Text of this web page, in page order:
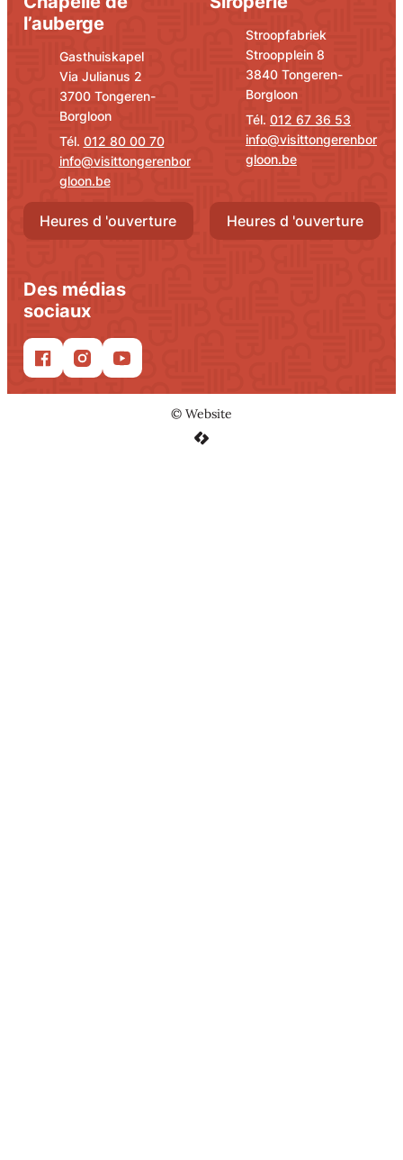
l’auberge
AdresseGasthuiskapel
Via Julianus 2
,3700 Tongeren-
Borgloon
012 80 00 70
E-mail
info@visittongerenbor
gloon.be
Heures d 'ouverture
AdresseStroopfabriek
Stroopplein 8
,3840 Tongeren-
Borgloon
012 67 36 53
E-mail
info@visittongerenbor
gloon.be
Heures d 'ouverture
Des médias
sociaux
FacebookInstagramYouTube
© Website
LCP nv 2026 ©